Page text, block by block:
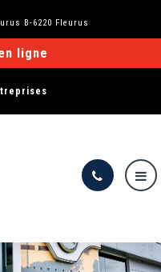
B-6220 Fleurus
ligne